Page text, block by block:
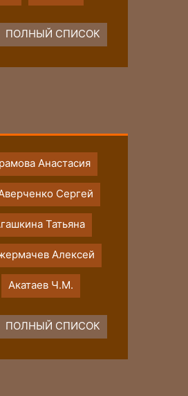
ПОЛНЫЙ СПИСОК
Анастасия
Сергей
Татьяна
Алексей
Акатаев Ч.М.
ПОЛНЫЙ СПИСОК